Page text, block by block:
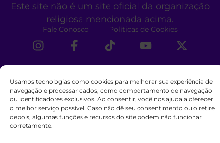
Usamos tecnologias como cookies para melhorar sua experiência de
navegação e processar dados, como comportamento de navegação
ou identificadores exclusivos. Ao consentir, você nos ajuda a oferecer
o melhor serviço possível. Caso não dê seu consentimento ou o retire
depois, algumas funções e recursos do site podem não funcionar
corretamente.
Este site não é um site oficial da organização
religiosa mencionada acima.
Fale Conosco Políticas de Cookies